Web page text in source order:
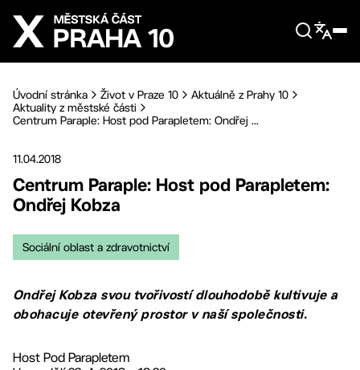
Přejít na hlavní obsah
Úvodní stránka Život v Praze 10
Aktuálně z Prahy 10
Aktuality z městské části
Centrum Paraple: Host pod Parapletem: Ondřej ...
11.04.2018
Centrum Paraple: Host pod Parapletem:
Ondřej Kobza
Sociální oblast a zdravotnictví
Ondřej Kobza svou tvořivostí dlouhodobě kultivuje a
obohacuje otevřený prostor v naší společnosti.
Host Pod Parapletem